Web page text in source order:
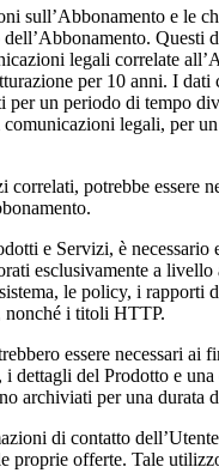
sull’Abbonamento e le
Questi
legali correlate
per 10 anni. I dati
un periodo di tempo
legali, per
potrebbe essere
e Servizi, è
esclusivamente a
le policy, i
nonché i titoli HTTP.
essere necessari ai
del Prodotto e
archiviati per una durata
di contatto
offerte. Tale